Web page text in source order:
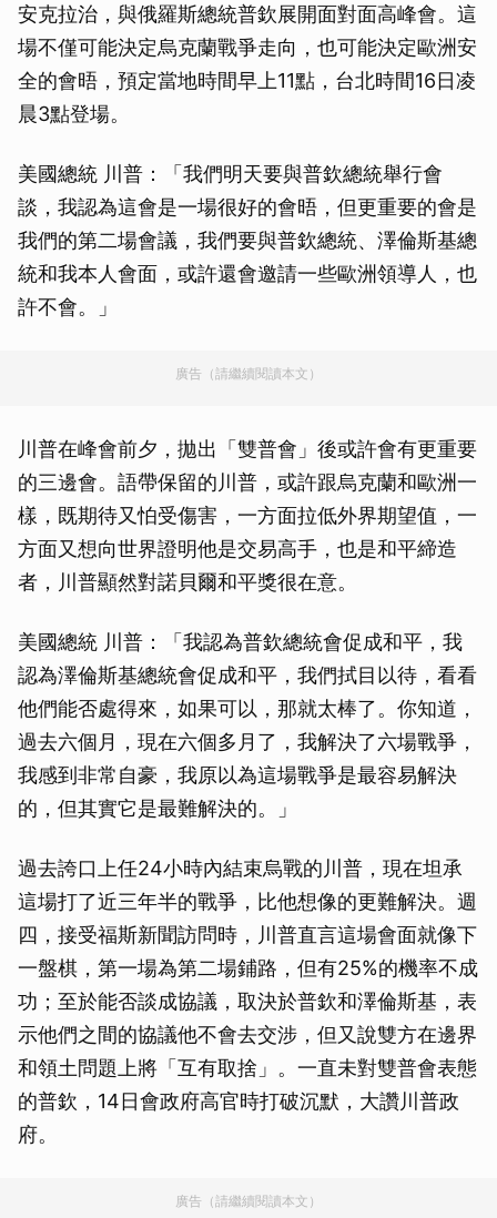
安克拉治，與俄羅斯總統普欽展開面對面高峰會。這
場不僅可能決定烏克蘭戰爭走向，也可能決定歐洲安
全的會晤，預定當地時間早上11點，台北時間16日凌
晨3點登場。
美國總統 川普：「我們明天要與普欽總統舉行會
談，我認為這會是一場很好的會晤，但更重要的會是
我們的第二場會議，我們要與普欽總統、澤倫斯基總
統和我本人會面，或許還會邀請一些歐洲領導人，也
許不會。」
廣告（請繼續閱讀本文）
川普在峰會前夕，拋出「雙普會」後或許會有更重要
的三邊會。語帶保留的川普，或許跟烏克蘭和歐洲一
樣，既期待又怕受傷害，一方面拉低外界期望值，一
方面又想向世界證明他是交易高手，也是和平締造
者，川普顯然對諾貝爾和平獎很在意。
美國總統 川普：「我認為普欽總統會促成和平，我
認為澤倫斯基總統會促成和平，我們拭目以待，看看
他們能否處得來，如果可以，那就太棒了。你知道，
過去六個月，現在六個多月了，我解決了六場戰爭，
我感到非常自豪，我原以為這場戰爭是最容易解決
的，但其實它是最難解決的。」
過去誇口上任24小時內結束烏戰的川普，現在坦承
這場打了近三年半的戰爭，比他想像的更難解決。週
四，接受福斯新聞訪問時，川普直言這場會面就像下
一盤棋，第一場為第二場鋪路，但有25%的機率不成
功；至於能否談成協議，取決於普欽和澤倫斯基，表
示他們之間的協議他不會去交涉，但又說雙方在邊界
和領土問題上將「互有取捨」。一直未對雙普會表態
的普欽，14日會政府高官時打破沉默，大讚川普政
府。
廣告（請繼續閱讀本文）